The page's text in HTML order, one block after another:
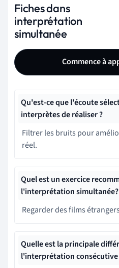
Fiches dans
interprétation
simultanée
Commence à
Qu'est-ce que l'écoute
interprètes de réaliser ?
Filtrer les bruits pour
réel.
Quel est un exercice
l'interprétation simultanée?
Regarder des films
Quelle est la principale
l'interprétation